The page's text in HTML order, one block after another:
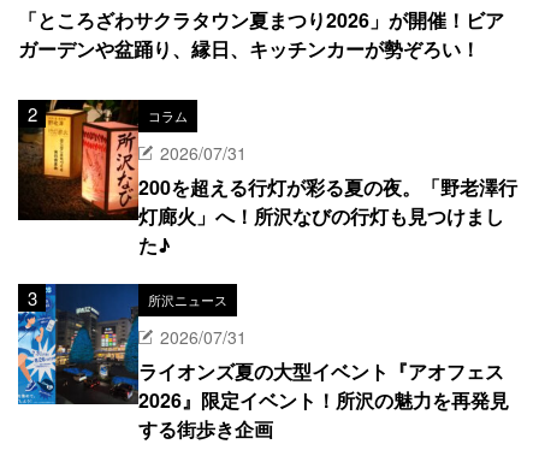
「ところざわサクラタウン夏まつり2026」が開催！ビア
ガーデンや盆踊り、縁日、キッチンカーが勢ぞろい！
コラム
2026/07/31
200を超える行灯が彩る夏の夜。「野老澤行
灯廊火」へ！所沢なびの行灯も見つけまし
た♪
所沢ニュース
2026/07/31
ライオンズ夏の大型イベント『アオフェス
2026』限定イベント！所沢の魅力を再発見
する街歩き企画